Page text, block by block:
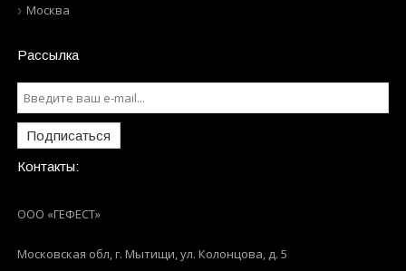
Москва
Рассылка
Подписаться
Контакты:
ООО «ГЕФЕСТ»
Московская обл, г. Мытищи,ул. Колонцова, д. 5